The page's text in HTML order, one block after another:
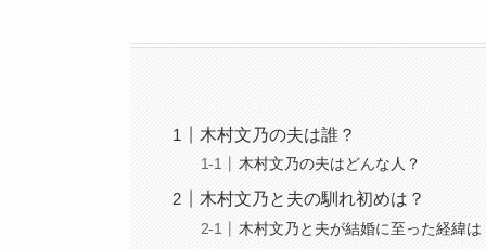
木村文乃の夫は誰？
木村文乃の夫はどんな人？
木村文乃と夫の馴れ初めは？
木村文乃と夫が結婚に至った経緯は